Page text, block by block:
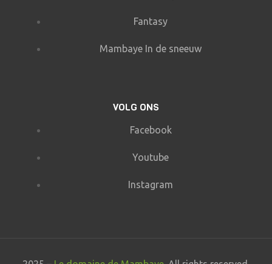
Fantasy
Mambaye In de sneeuw
VOLG ONS
Facebook
Youtube
Instagram